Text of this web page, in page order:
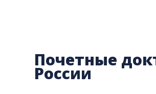
Почетные
России